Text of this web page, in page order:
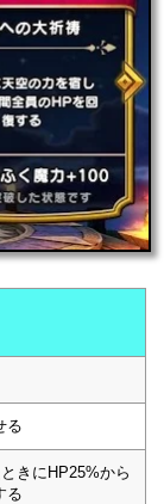
る
きにHP25%から
る